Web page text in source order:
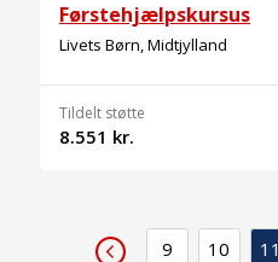
Førstehjælpskursus
Livets Børn, Midtjylland
Tildelt støtte
8.551 kr.
9 10 11